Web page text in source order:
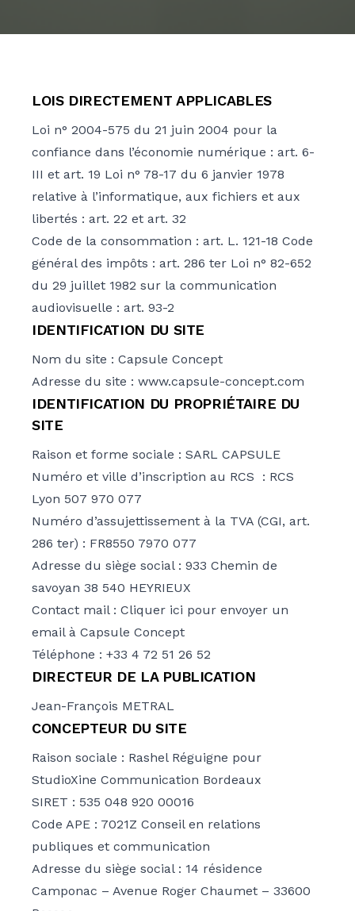
LOIS DIRECTEMENT APPLICABLES
Loi n° 2004-575 du 21 juin 2004 pour la
confiance dans l’économie numérique : art. 6-
III et art. 19 Loi n° 78-17 du 6 janvier 1978
relative à l’informatique, aux fichiers et aux
libertés : art. 22 et art. 32
Code de la consommation : art. L. 121-18 Code
général des impôts : art. 286 ter Loi n° 82-652
du 29 juillet 1982 sur la communication
audiovisuelle : art. 93-2
IDENTIFICATION DU SITE
Nom du site : Capsule Concept
Adresse du site : www.capsule-concept.com
IDENTIFICATION DU PROPRIÉTAIRE DU
SITE
Raison et forme sociale : SARL CAPSULE
Numéro et ville d’inscription au RCS : RCS
Lyon 507 970 077
Numéro d’assujettissement à la TVA (CGI, art.
286 ter) : FR8550 7970 077
Adresse du siège social : 933 Chemin de
savoyan 38 540 HEYRIEUX
Contact mail : Cliquer ici pour envoyer un
email à Capsule Concept
Téléphone : +33 4 72 51 26 52
DIRECTEUR DE LA PUBLICATION
Jean-François METRAL
CONCEPTEUR DU SITE
Raison sociale : Rashel Réguigne pour
StudioXine Communication Bordeaux
SIRET : 535 048 920 00016
Code APE : 7021Z Conseil en relations
publiques et communication
Adresse du siège social : 14 résidence
Camponac – Avenue Roger Chaumet – 33600